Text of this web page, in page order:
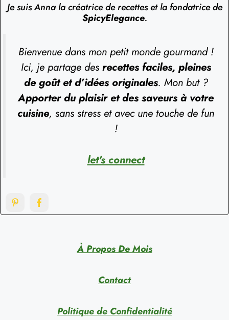
Je suis Anna la créatrice de recettes et la fondatrice de
SpicyElegance.
Bienvenue dans mon petit monde gourmand !
Ici, je partage des recettes faciles, pleines
de goût et d’idées originales. Mon but ?
Apporter du plaisir et des saveurs à votre
cuisine, sans stress et avec une touche de fun
!
let's connect
À Propos De Mois
Contact
Politique de Confidentialité